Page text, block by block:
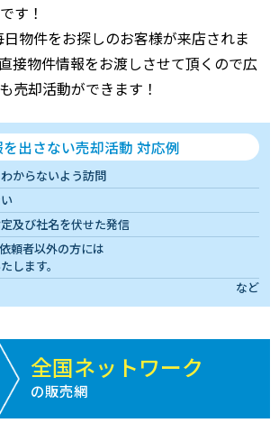
す！
物件をお探しのお客様が来店されま
接物件情報をお渡しさせて頂くので広
売却活動ができます！
出さない売却活動 対応例
からないよう訪問
及び社名を伏せた発信
頼者以外の方には
します。
など
全国ネットワーク
の販売網